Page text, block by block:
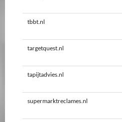
tbbt.nl
targetquest.nl
tapijtadvies.nl
supermarktreclames.nl